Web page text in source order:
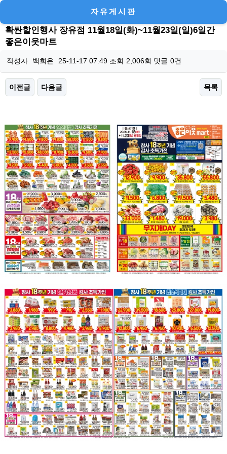
자유게시판
확싼할인행사 장유점 11월18일(화)~11월23일(일)6일간
좋은이웃마트
작성자 백희은 25-11-17 07:49조회 2,006회 댓글 0건
이전글 다음글 목록
본문